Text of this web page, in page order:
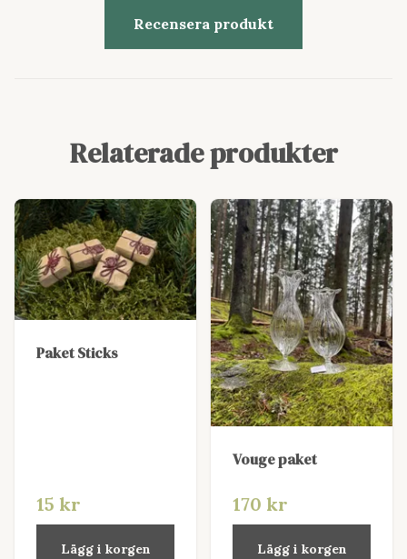
Recensera produkt
Relaterade produkter
Paket Sticks
15 kr
Lägg i korgen
Vouge paket
170 kr
Lägg i korgen